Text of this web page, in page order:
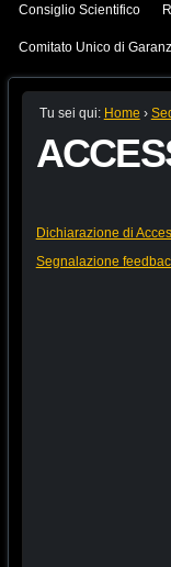
Consiglio Scientifico
Comitato Unico di
Tu sei qui: Home ›
Dichiarazione di
Segnalazione